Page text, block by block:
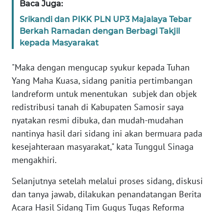
Baca Juga:
Srikandi dan PIKK PLN UP3 Majalaya Tebar
Berkah Ramadan dengan Berbagi Takjil
kepada Masyarakat
"Maka dengan mengucap syukur kepada Tuhan
Yang Maha Kuasa, sidang panitia pertimbangan
landreform untuk menentukan subjek dan objek
redistribusi tanah di Kabupaten Samosir saya
nyatakan resmi dibuka, dan mudah-mudahan
nantinya hasil dari sidang ini akan bermuara pada
kesejahteraan masyarakat," kata Tunggul Sinaga
mengakhiri.
Selanjutnya setelah melalui proses sidang, diskusi
dan tanya jawab, dilakukan penandatangan Berita
Acara Hasil Sidang Tim Gugus Tugas Reforma
WN
BABEL
WN
SUMSEL
WN
BENGKULU
WN
WN
JATENG